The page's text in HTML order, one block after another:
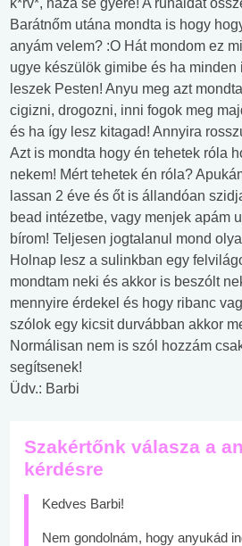
k*rv*, haza se gyere! A ruháidat
Barátnőm utána mondta is hogy
anyám velem? :O Hát mondom ez
ugye készülök gimibe és ha
leszek Pesten! Anyu meg azt
cigizni, drogozni, inni fogok meg
és ha így lesz kitagad! Annyira
Azt is mondta hogy én tehetek róla
nekem! Mért tehetek én róla?
lassan 2 éve és őt is állandóan
bead intézetbe, vagy menjek apám
bírom! Teljesen jogtalanul mond
Holnap lesz a sulinkban egy
mondtam neki és akkor is beszólt
mennyire érdekel és hogy ribanc
szólok egy kicsit durvábban akkor
Normálisan nem is szól hozzám
segítsenek!
Üdv.: Barbi
Szakértőnk válasza a
kérdésre
Kedves Barbi!
Nem gondolnám, hogy anyukád